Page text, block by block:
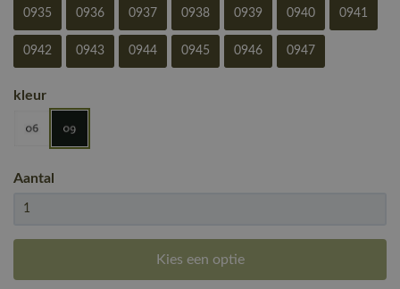
0935 0936 0937 0938 0939 0940 0941
0942 0943 0944 0945 0946 0947
kleur
Aantal
Kies een optie